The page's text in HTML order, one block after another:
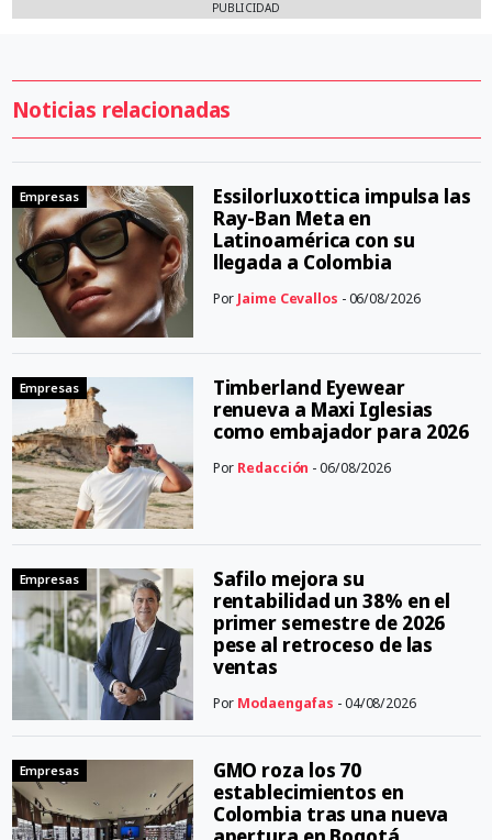
PUBLICIDAD
Noticias relacionadas
Empresas
Essilorluxottica impulsa las
Ray-Ban Meta en
Latinoamérica con su
llegada a Colombia
Por Jaime Cevallos - 06/08/2026
Empresas
Timberland Eyewear
renueva a Maxi Iglesias
como embajador para 2026
Por Redacción - 06/08/2026
Empresas
Safilo mejora su
rentabilidad un 38% en el
primer semestre de 2026
pese al retroceso de las
ventas
Por Modaengafas - 04/08/2026
Empresas
GMO roza los 70
establecimientos en
Colombia tras una nueva